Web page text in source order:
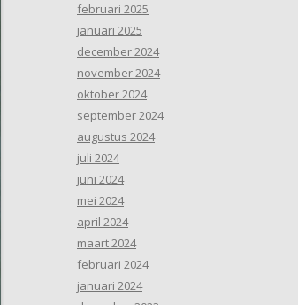
februari 2025
januari 2025
december 2024
november 2024
oktober 2024
september 2024
augustus 2024
juli 2024
juni 2024
mei 2024
april 2024
maart 2024
februari 2024
januari 2024